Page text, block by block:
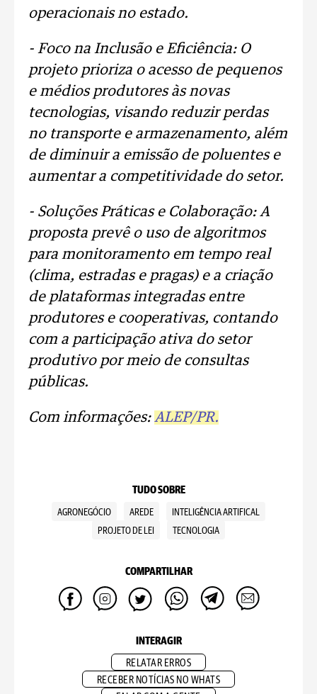
operacionais no estado.
- Foco na Inclusão e Eficiência: O
projeto prioriza o acesso de pequenos
e médios produtores às novas
tecnologias, visando reduzir perdas
no transporte e armazenamento, além
de diminuir a emissão de poluentes e
aumentar a competitividade do setor.
- Soluções Práticas e Colaboração: A
proposta prevê o uso de algoritmos
para monitoramento em tempo real
(clima, estradas e pragas) e a criação
de plataformas integradas entre
produtores e cooperativas, contando
com a participação ativa do setor
produtivo por meio de consultas
públicas.
Com informações: ALEP/PR.
TUDO SOBRE
AGRONEGÓCIO AREDE
INTELIGÊNCIA ARTIFICAL
PROJETO DE LEI
TECNOLOGIA
COMPARTILHAR
INTERAGIR
RELATAR ERROS
RECEBER NOTÍCIAS NO WHATS